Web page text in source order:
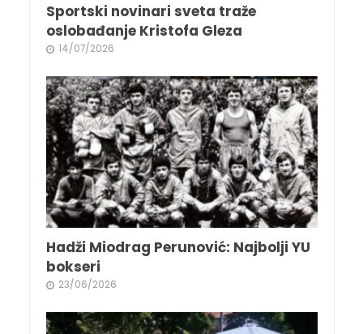
Sportski novinari sveta traže
oslobađanje Kristofa Gleza
14/07/2026
Hadži Miodrag Perunović: Najbolji YU
bokseri
23/06/2026